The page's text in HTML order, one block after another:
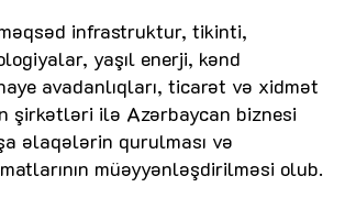
infrastruktur, tikinti,
yaşıl enerji, kənd
avadanlıqları, ticarət və xidmət
şirkətləri ilə Azərbaycan biznesi
əlaqələrin qurulması və
müəyyənləşdirilməsi olub.